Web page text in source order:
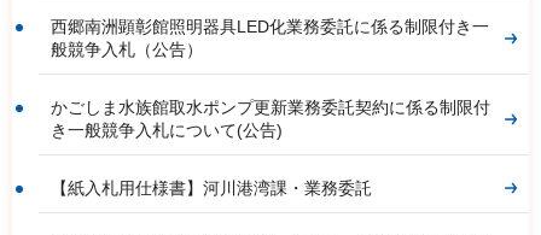
西郷南洲顕彰館照明器具LED化業務委託に係る制限付き一
般競争入札（公告）
かごしま水族館取水ポンプ更新業務委託契約に係る制限付
き一般競争入札について(公告)
【紙入札用仕様書】河川港湾課・業務委託